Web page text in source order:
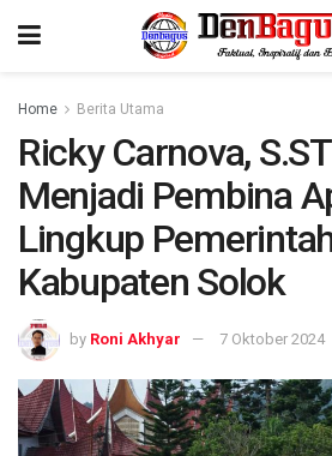
Home Berita Utama
Ricky Carnova,
Menjadi Pembina
Lingkup
Kabupaten Solok
by Roni Akhyar 7 Oktober 2024